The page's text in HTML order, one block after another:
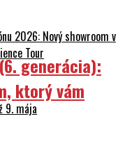
2026: Nový showroom v
Tour
9. mája
generácia):
ktorý vám